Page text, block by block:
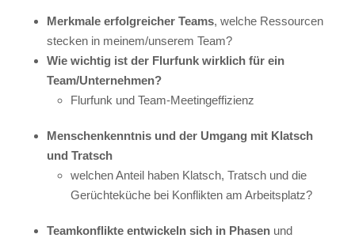
Merkmale erfolgreicher Teams, welche Ressourcen
stecken in meinem/unserem Team?
Wie wichtig ist der Flurfunk wirklich für ein
Team/Unternehmen?
Flurfunk und Team-Meetingeffizienz
Menschenkenntnis und der Umgang mit Klatsch
und Tratsch
welchen Anteil haben Klatsch, Tratsch und die
Gerüchteküche bei Konflikten am Arbeitsplatz?
Teamkonflikte entwickeln sich in Phasen und